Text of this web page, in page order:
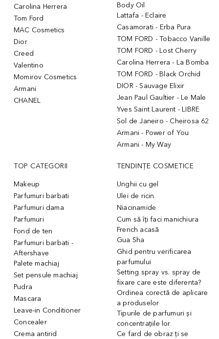
Carolina Herrera
Tom Ford
MAC Cosmetics
Dior
Creed
Valentino
Momirov Cosmetics
Armani
CHANEL
Body Oil
Lattafa - Eclaire
Casamorati - Erba Pura
TOM FORD - Tobacco Vanille
TOM FORD - Lost Cherry
Carolina Herrera - La Bomba
TOM FORD - Black Orchid
DIOR - Sauvage Elixir
Jean Paul Gaultier - Le Male
Yves Saint Laurent - LIBRE
Sol de Janeiro - Cheirosa 62
Armani - Power of You
Armani - My Way
TOP CATEGORII
Makeup
Parfumuri barbati
Parfumuri dama
Parfumuri
Fond de ten
Parfumuri barbati -
Aftershave
Palete machiaj
Set pensule machiaj
Pudra
Mascara
Leave-in Conditioner
Concealer
Crema antirid
TENDINȚE COSMETICE
Unghii cu gel
Ulei de ricin
Niacinamide
Cum să îți faci manichiura
French acasă
Gua Sha
Ghid pentru verificarea
parfumului
Setting spray vs. spray de
fixare care este diferenta?
Ordinea corectă de aplicare
a produselor
Tipurile de parfumuri și
concentrațiile lor
Ce fard de obraz ți se